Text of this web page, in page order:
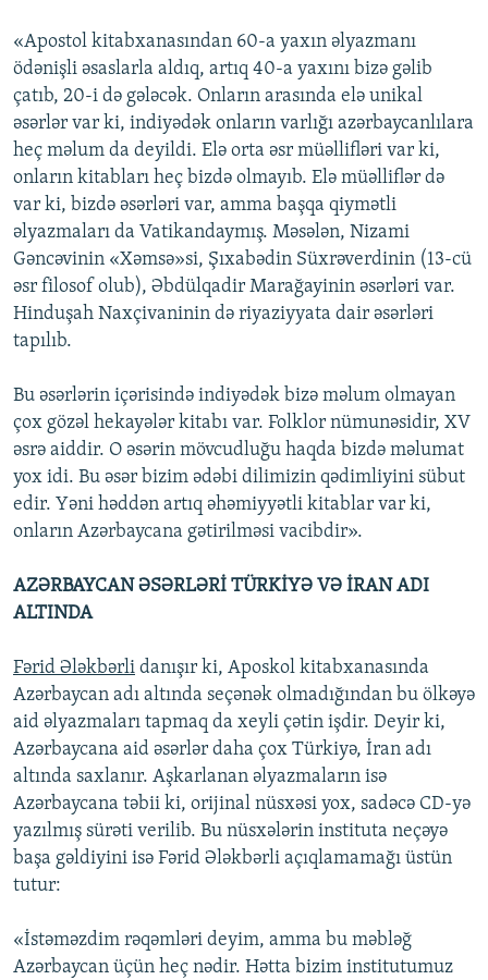
«Apostol kitabxanasından 60-a yaxın əlyazmanı
ödənişli əsaslarla aldıq, artıq 40-a yaxını bizə gəlib
çatıb, 20-i də gələcək. Onların arasında elə unikal
əsərlər var ki, indiyədək onların varlığı azərbaycanlılara
heç məlum da deyildi. Elə orta əsr müəllifləri var ki,
onların kitabları heç bizdə olmayıb. Elə müəlliflər də
var ki, bizdə əsərləri var, amma başqa qiymətli
əlyazmaları da Vatikandaymış. Məsələn, Nizami
Gəncəvinin «Xəmsə»si, Şıxabədin Süxrəverdinin (13-cü
əsr filosof olub), Əbdülqadir Marağayinin əsərləri var.
Hinduşah Naxçivaninin də riyaziyyata dair əsərləri
tapılıb.
Bu əsərlərin içərisində indiyədək bizə məlum olmayan
çox gözəl hekayələr kitabı var. Folklor nümunəsidir, XV
əsrə aiddir. O əsərin mövcudluğu haqda bizdə məlumat
yox idi. Bu əsər bizim ədəbi dilimizin qədimliyini sübut
edir. Yəni həddən artıq əhəmiyyətli kitablar var ki,
onların Azərbaycana gətirilməsi vacibdir».
AZƏRBAYCAN ƏSƏRLƏRİ TÜRKİYƏ VƏ İRAN ADI
ALTINDA
Fərid Ələkbərli danışır ki, Aposkol kitabxanasında
Azərbaycan adı altında seçənək olmadığından bu ölkəyə
aid əlyazmaları tapmaq da xeyli çətin işdir. Deyir ki,
Azərbaycana aid əsərlər daha çox Türkiyə, İran adı
altında saxlanır. Aşkarlanan əlyazmaların isə
Azərbaycana təbii ki, orijinal nüsxəsi yox, sadəcə CD-yə
yazılmış sürəti verilib. Bu nüsxələrin instituta neçəyə
başa gəldiyini isə Fərid Ələkbərli açıqlamamağı üstün
tutur:
«İstəməzdim rəqəmləri deyim, amma bu məbləğ
Azərbaycan üçün heç nədir. Hətta bizim institutumuz